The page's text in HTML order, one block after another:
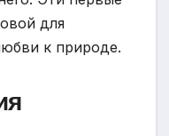
для
к природе.